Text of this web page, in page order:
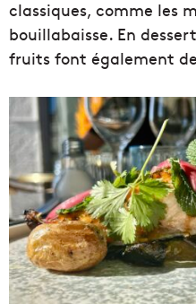
classiques, comme les
bouillabaisse. En
fruits font également